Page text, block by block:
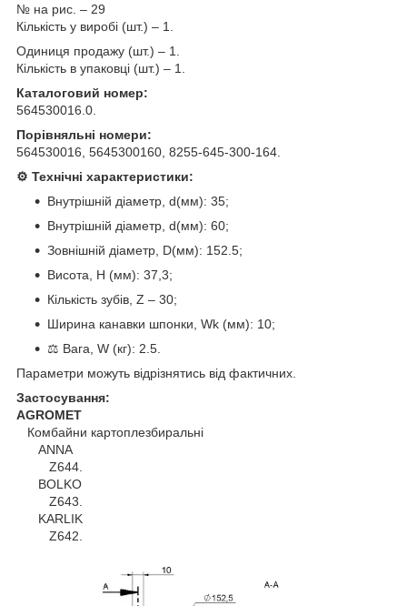
№ на рис. – 29
Кількість у виробі (шт.) – 1.
Одиниця продажу (шт.) – 1.
Кількість в упаковці (шт.) – 1.
Каталоговий номер:
564530016.0.
Порівняльні номери:
564530016, 5645300160, 8255-645-300-164.
⚙️ Технічні характеристики:
Внутрішній діаметр, d(мм): 35;
Внутрішній діаметр, d(мм): 60;
Зовнішній діаметр, D(мм): 152.5;
Висота, H (мм): 37,3;
Кількість зубів, Z – 30;
Ширина канавки шпонки, Wk (мм): 10;
⚖️ Вага, W (кг): 2.5.
Параметри можуть відрізнятись від фактичних.
Застосування:
AGROMET
Комбайни картоплезбиральні
ANNA
Z644.
BOLKO
Z643.
KARLIK
Z642.